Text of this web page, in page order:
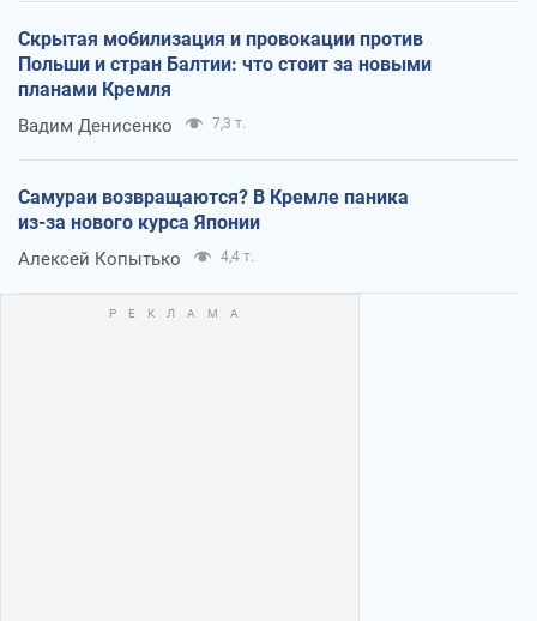
Скрытая мобилизация и провокации против
Польши и стран Балтии: что стоит за новыми
планами Кремля
Вадим Денисенко 7,3 т.
Самураи возвращаются? В Кремле паника
из-за нового курса Японии
Алексей Копытько 4,4 т.